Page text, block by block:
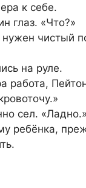
к себе.
глаз. «Что?»
чистый
на руле.
работа,
сел. «Ладно.»
ребёнка,